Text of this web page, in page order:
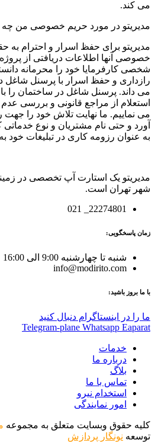
می کند.
مدیریتو در مورد حریم خصوصی من چه
مدیریتو برای حفظ اسرار و احترام به
خصوصی آنها اطلاعات دریافتی از
شخصی کارفرمایا خود را محرمانه
رازداری و حفظ اسرار با پرسنل شاغل
می داند. پرسنل شاغل در ساختمان را
استعلام از مراجع قانونی و بررسی
می نماییم. ما نهایت تلاش خود را جهت
آورد و حتی نام مشتریان و نوع خدماتی
به عنوان رزومه کاری در تبلیغات خود
مدیریتو یک استارت آپ تخصصی در
شهر تهران است.
22274801_ 021
زمان پاسخگویی:
شنبه تا چهارشنبه 9:00 الی 16:00
info@modirito.com
با ما بروز باشید:
ما را در اینستاگرام دنبال کنید
Telegram-plane Whatsapp Eaparat
خدمات
درباره ما
بلاگ
تماس با ما
استخدام نیرو
امور نمایندگی
کلیه حقوق وبسایت متعلق به مجموعه
توسعه نونگار پردازش